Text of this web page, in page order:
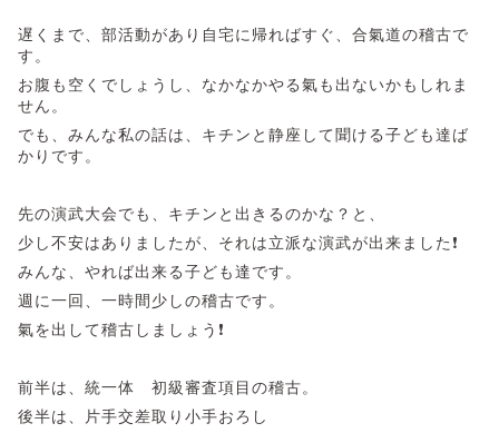
遅くまで、部活動があり自宅に帰ればすぐ、合氣道の稽古で
す。
お腹も空くでしょうし、なかなかやる氣も出ないかもしれま
せん。
でも、みんな私の話は、キチンと静座して聞ける子ども達ば
かりです。
先の演武大会でも、キチンと出きるのかな？と、
少し不安はありましたが、それは立派な演武が出来ました❗
みんな、やれば出来る子ども達です。
週に一回、一時間少しの稽古です。
氣を出して稽古しましょう❗
前半は、統一体 初級審査項目の稽古。
後半は、片手交差取り小手おろし